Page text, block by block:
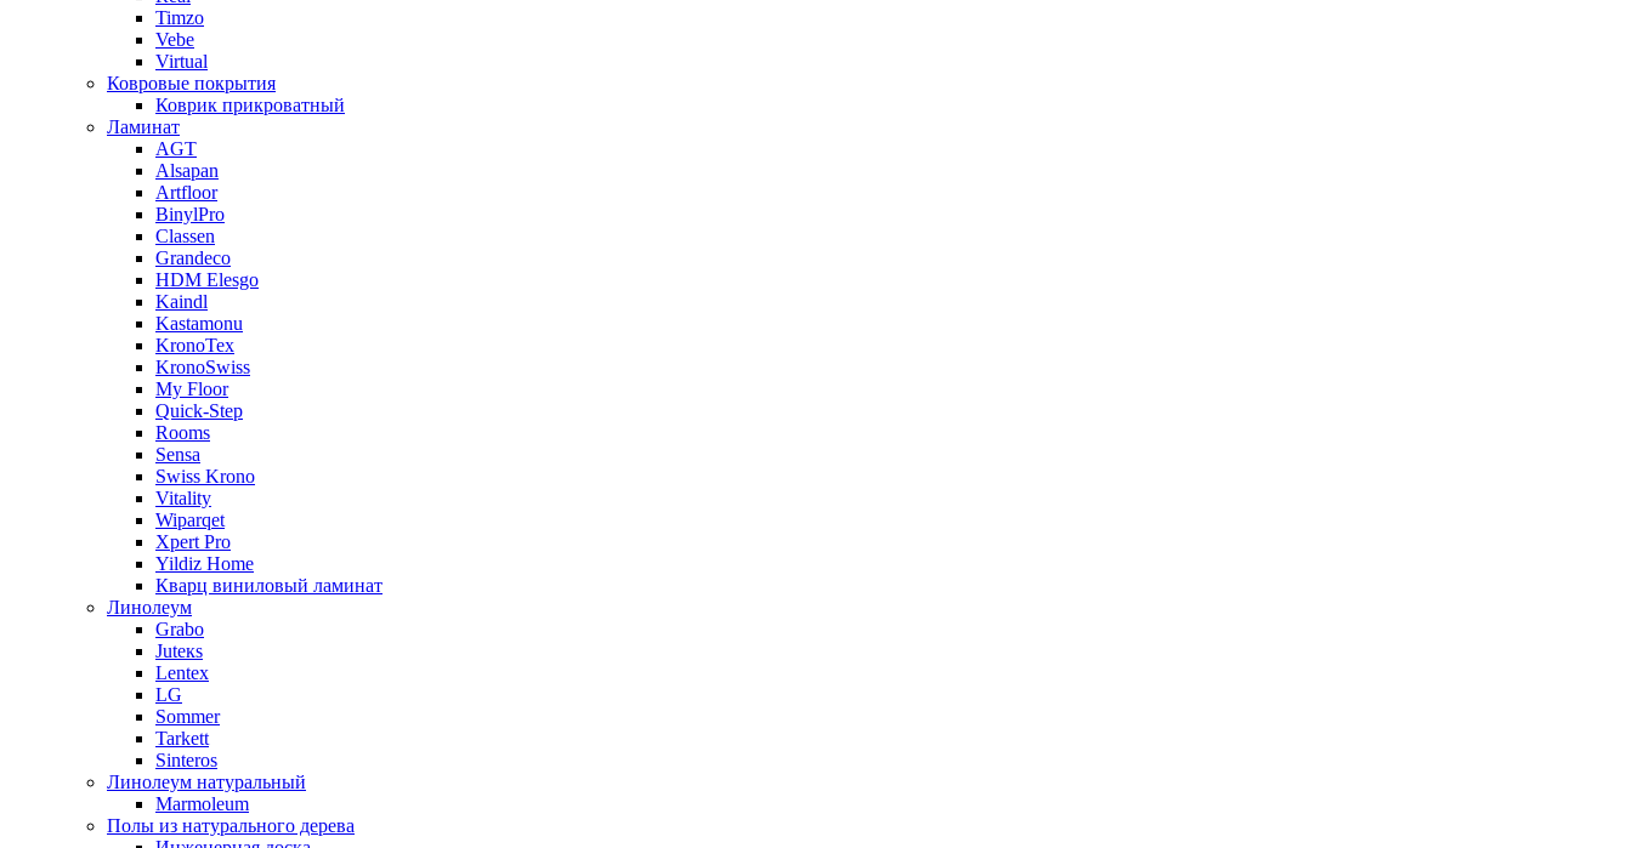
Timzo
Vebe
Virtual
Ковровые покрытия
Коврик прикроватный
Ламинат
AGT
Alsapan
Artfloor
BinylPro
Classen
Grandeco
HDM Elesgo
Kaindl
Kastamonu
KronoTex
KronoSwiss
My Floor
Quick-Step
Rooms
Sensa
Swiss Krono
Vitality
Wiparqet
Xpert Pro
Yildiz Home
Кварц виниловый ламинат
Линолеум
Grabo
Juteкs
Lentex
LG
Sommer
Tarkett
Sinteros
Линолеум натуральный
Marmoleum
Полы из натурального дерева